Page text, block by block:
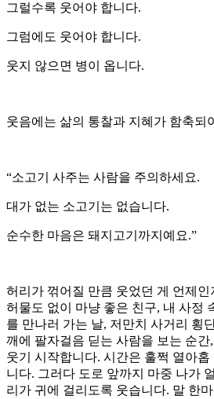
그럴수록 웃어야 합니다.
그럼에도 웃어야 합니다.
웃지 않으면 병이 옵니다.
웃음에는 삶의 통찰과 지혜가 함축되
“소고기 사주는 사람을 주의하세요.
대가 없는 소고기는 없습니다.
순수한 마음은 돼지고기까지예요.”
허리가 꺾어질 만큼 웃었던 게 언제
허물도 없이 마냥 좋은 친구, 내 사정
를 만나러 가는 날, 저만치 사거리 횡
깨에 팔자걸음 딛는 사람을 보는 순간
웃기 시작합니다. 시간은 훌쩍 열아
니다. 그러다 도로 앞까지 마중 나가
리가 귀에 걸리도록 웃습니다. 말 한